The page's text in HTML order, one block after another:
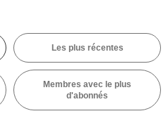
Les plus récentes
Membres avec le plus
d'abonnés